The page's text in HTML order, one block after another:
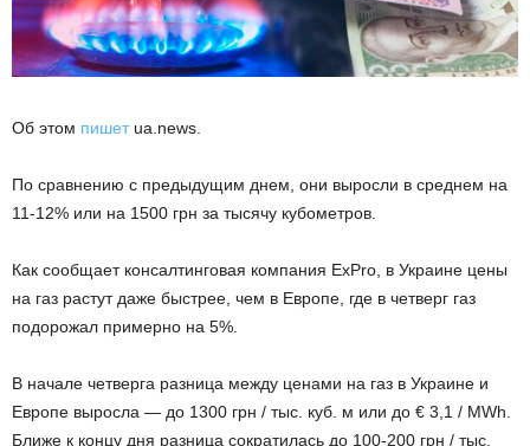
Об этом пишетua.news.
По сравнению с предыдущим днем, они выросли в среднем на
11-12% или на 1500 грн за тысячу кубометров.
Как сообщает консалтинговая компания ExPro, в Украине цены
на газ растут даже быстрее, чем в Европе, где в четверг газ
подорожал примерно на 5%.
В начале четверга разница между ценами на газ в Украине и
Европе выросла — до 1300 грн / тыс. куб. м или до € 3,1 / MWh.
Ближе к концу дня разница сократилась до 100-200 грн / тыс.